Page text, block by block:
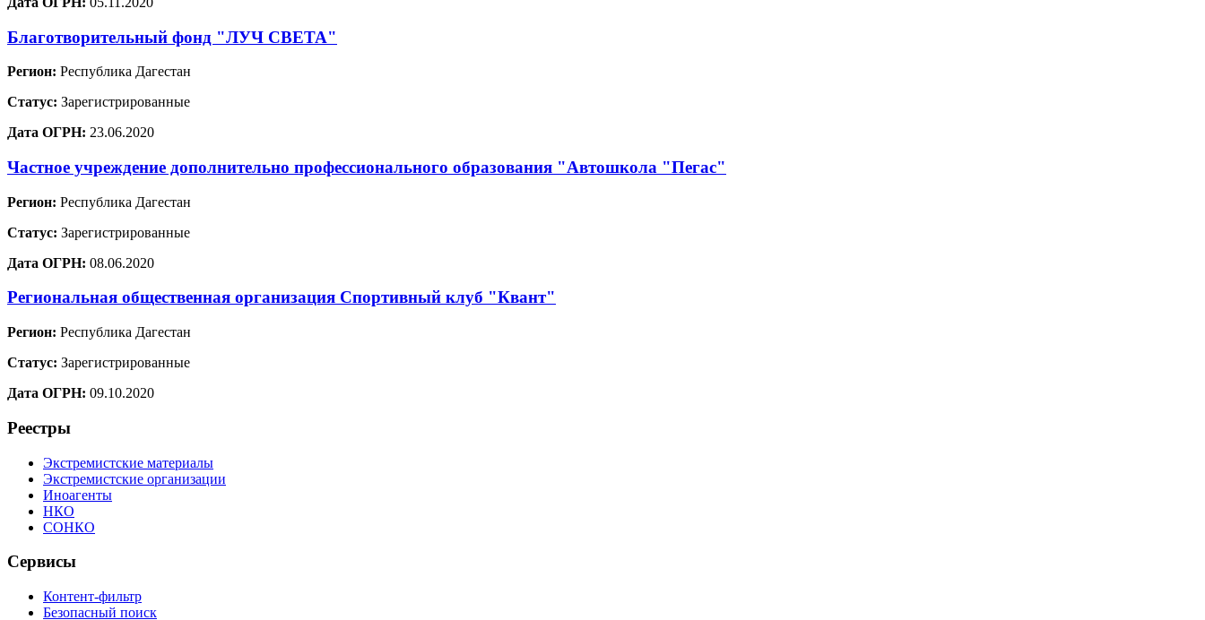
Благотворительный фонд "ЛУЧ СВЕТА"
Регион: Республика Дагестан
Статус: Зарегистрированные
Дата ОГРН: 23.06.2020
Частное учреждение дополнительно профессионального образования "Автошкола "Пегас"
Регион: Республика Дагестан
Статус: Зарегистрированные
Дата ОГРН: 08.06.2020
Региональная общественная организация Спортивный клуб "Квант"
Регион: Республика Дагестан
Статус: Зарегистрированные
Дата ОГРН: 09.10.2020
Реестры
Экстремистские материалы
Экстремистские организации
Иноагенты
НКО
СОНКО
Сервисы
Контент-фильтр
Безопасный поиск